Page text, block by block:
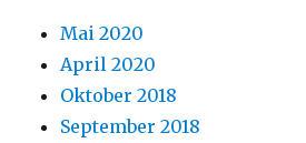
Mai 2020
April 2020
Oktober 2018
September 2018